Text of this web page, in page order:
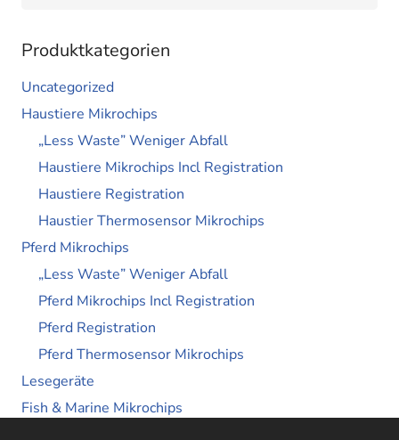
Produktkategorien
Uncategorized
Haustiere Mikrochips
„Less Waste” Weniger Abfall
Haustiere Mikrochips Incl Registration
Haustiere Registration
Haustier Thermosensor Mikrochips
Pferd Mikrochips
„Less Waste” Weniger Abfall
Pferd Mikrochips Incl Registration
Pferd Registration
Pferd Thermosensor Mikrochips
Lesegeräte
Fish & Marine Mikrochips